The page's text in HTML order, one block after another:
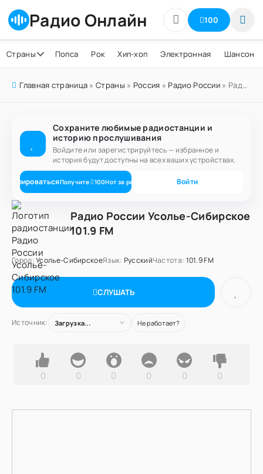
Радио Онлайн 100
Страны Попса Рок Хип-хоп Электронная Шансон
Главная страница »Страны » Россия » Радио России » Радио России Усолье-Сибирское 101.9 FM
Сохраните любимые радиостанции и
историю прослушивания
Войдите или зарегистрируйтесь — избранное и
история будут доступны на всех ваших устройствах.
Получите 100Нот за регистрацию Войти
Радио России Усолье-Сибирское
101.9 FM
Город:Усолье-СибирскоеЯзык: РусскийЧастота: 101.9 FM
СЛУШАТЬ
Источник: Загрузка... Не работает?
0 0 0 0 0 0